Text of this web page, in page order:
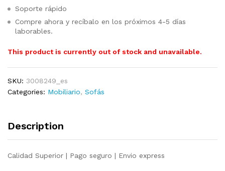
Soporte rápido
Compre ahora y recíbalo en los próximos 4-5 días
laborables.
This product is currently out of stock and unavailable.
SKU: 3008249_es
Categories: Mobiliario, Sofás
Description
Calidad Superior | Pago seguro | Envio express